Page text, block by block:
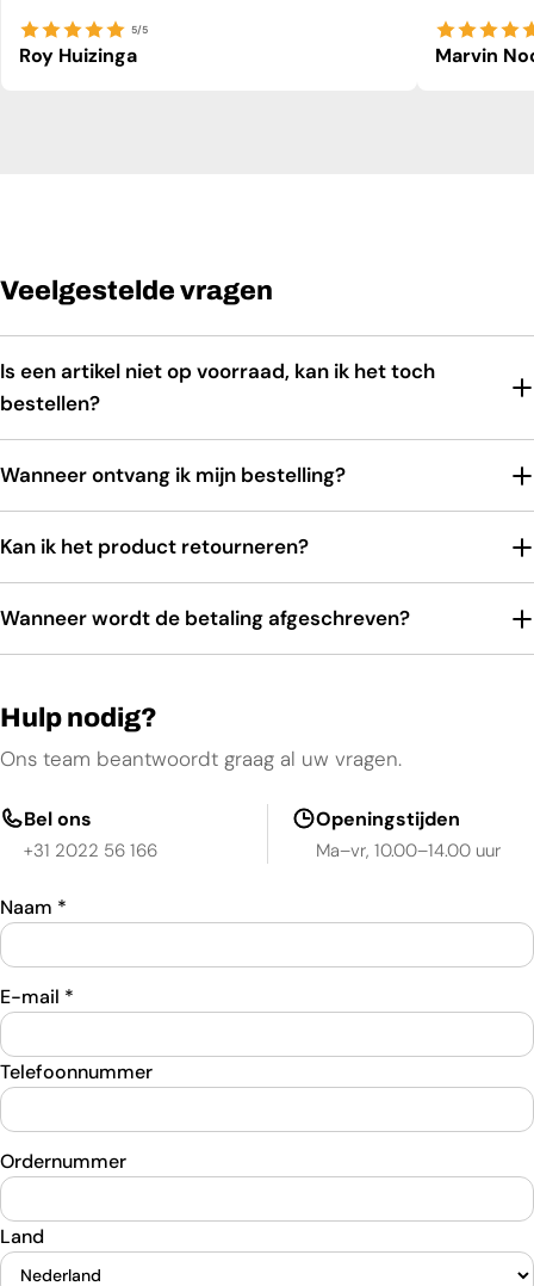
5/5
Roy Huizinga Marvin
Veelgestelde vragen
Is een artikel niet op voorraad, kan ik het toch
bestellen?
Wanneer ontvang ik mijn bestelling?
Kan ik het product retourneren?
Wanneer wordt de betaling afgeschreven?
Hulp nodig?
Ons team beantwoordt graag al uw vragen.
Bel ons
+31 2022 56 166
Openingstijden
Ma–vr, 10.00–14.00 uur
Naam *
E-mail *
Telefoonnummer
Ordernummer
Land